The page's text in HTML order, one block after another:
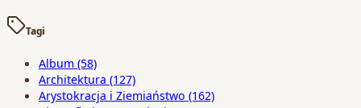
Tagi
Album (58)
Architektura (127)
Arystokracja i Ziemiaństwo (162)